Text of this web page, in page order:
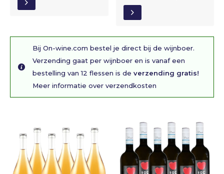
Bij On-wine.com bestel je direct bij de wijnboer.
Verzending gaat per wijnboer en is vanaf een
bestelling van 12 flessen is de verzending gratis!
Meer informatie over verzendkosten